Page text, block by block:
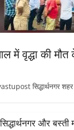
में वृद्धा की
सिद्धार्थनगर शहर के
और